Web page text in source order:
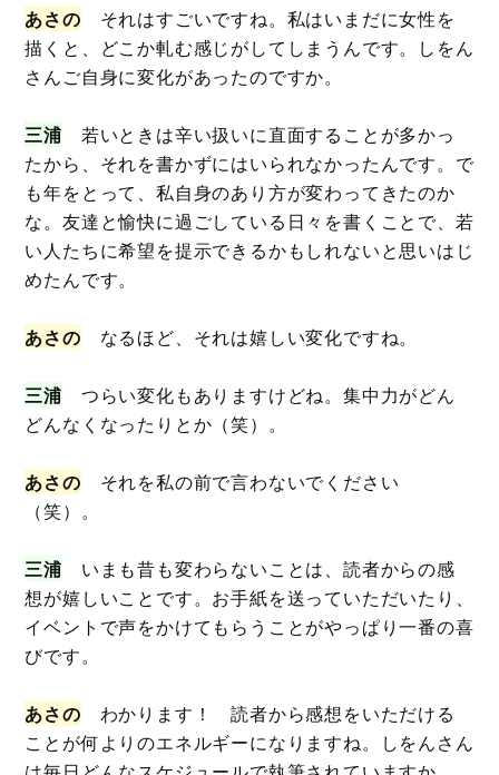
あさの それはすごいですね。私はいまだに女性を
描くと、どこか軋む感じがしてしまうんです。しをん
さんご自身に変化があったのですか。
三浦 若いときは辛い扱いに直面することが多かっ
たから、それを書かずにはいられなかったんです。で
も年をとって、私自身のあり方が変わってきたのか
な。友達と愉快に過ごしている日々を書くことで、若
い人たちに希望を提示できるかもしれないと思いはじ
めたんです。
あさの なるほど、それは嬉しい変化ですね。
三浦
つらい変化もありますけどね。集中力がどん
どんなくなったりとか（笑）。
あさの それを私の前で言わないでください
（笑）。
三浦 いまも昔も変わらないことは、読者からの感
想が嬉しいことです。お手紙を送っていただいたり、
イベントで声をかけてもらうことがやっぱり一番の喜
びです。
あさの わかります！ 読者から感想をいただける
ことが何よりのエネルギーになりますね。しをんさん